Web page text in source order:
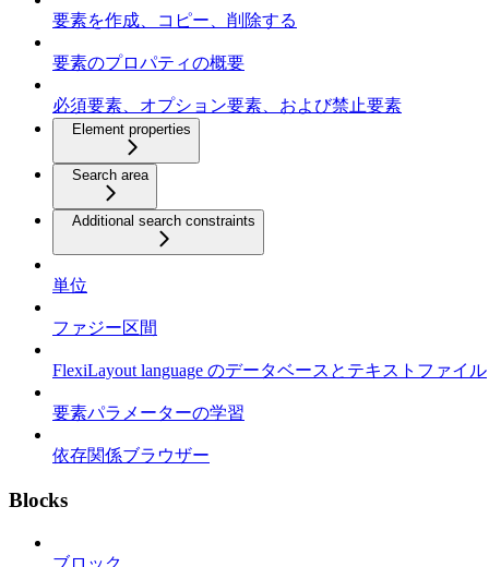
要素を作成、コピー、削除する
要素のプロパティの概要
必須要素、オプション要素、および禁止要素
Element properties
Search area
Additional search constraints
単位
ファジー区間
FlexiLayout language のデータベースとテキストファイル
要素パラメーターの学習
依存関係ブラウザー
Blocks
ブロック